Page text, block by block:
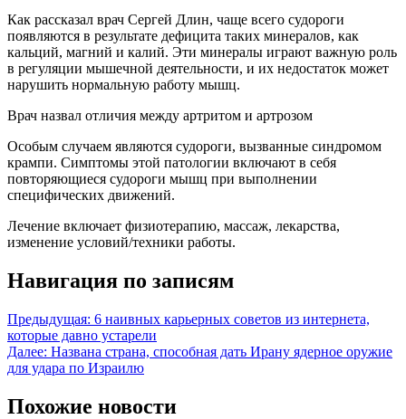
Как рассказал врач Сергей Длин, чаще всего судороги
появляются в результате дефицита таких минералов, как
кальций, магний и калий. Эти минералы играют важную роль
в регуляции мышечной деятельности, и их недостаток может
нарушить нормальную работу мышц.
Врач назвал отличия между артритом и артрозом
Особым случаем являются судороги, вызванные синдромом
крампи. Симптомы этой патологии включают в себя
повторяющиеся судороги мышц при выполнении
специфических движений.
Лечение включает физиотерапию, массаж, лекарства,
изменение условий/техники работы.
Навигация по записям
Предыдущая: 6 наивных карьерных советов из интернета,
которые давно устарели
Далее: Названа страна, способная дать Ирану ядерное оружие
для удара по Израилю
Похожие новости